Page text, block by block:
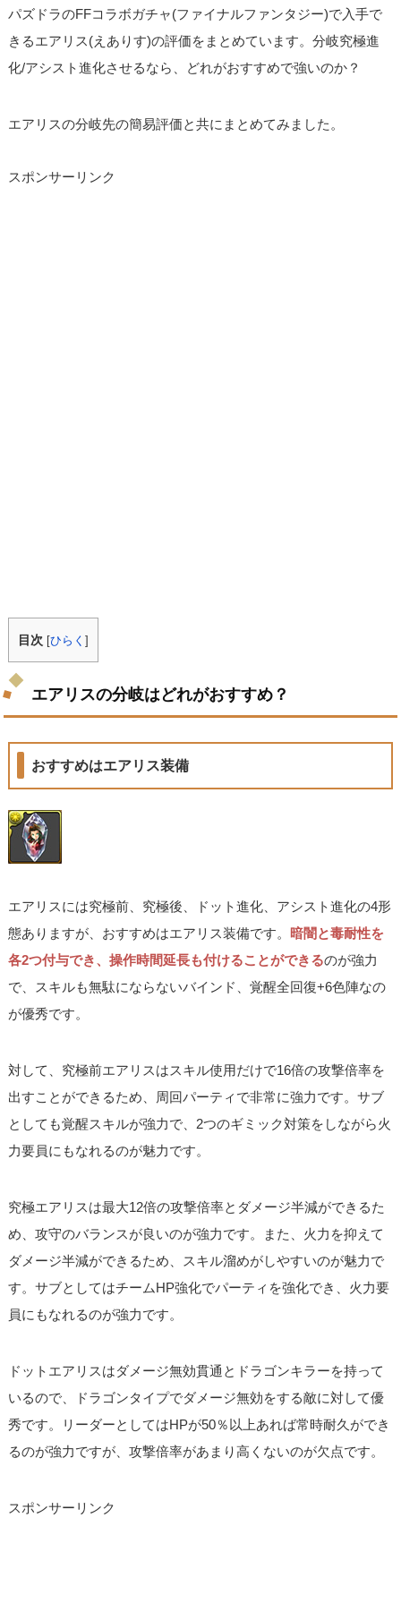
パズドラのFFコラボガチャ(ファイナルファンタジー)で入手で
きるエアリス(えありす)の評価をまとめています。分岐究極進
化/アシスト進化させるなら、どれがおすすめで強いのか？
エアリスの分岐先の簡易評価と共にまとめてみました。
スポンサーリンク
目次 [ひらく]
エアリスの分岐はどれがおすすめ？
おすすめはエアリス装備
エアリスには究極前、究極後、ドット進化、アシスト進化の4形
態ありますが、おすすめはエアリス装備です。 暗闇と毒耐性を
各2つ付与でき、操作時間延長も付けることができるのが強力
で、スキルも無駄にならないバインド、覚醒全回復+6色陣なの
が優秀です。
対して、究極前エアリスはスキル使用だけで16倍の攻撃倍率を
出すことができるため、周回パーティで非常に強力です。サブ
としても覚醒スキルが強力で、2つのギミック対策をしながら火
力要員にもなれるのが魅力です。
究極エアリスは最大12倍の攻撃倍率とダメージ半減ができるた
め、攻守のバランスが良いのが強力です。また、火力を抑えて
ダメージ半減ができるため、スキル溜めがしやすいのが魅力で
す。サブとしてはチームHP強化でパーティを強化でき、火力要
員にもなれるのが強力です。
ドットエアリスはダメージ無効貫通とドラゴンキラーを持って
いるので、ドラゴンタイプでダメージ無効をする敵に対して優
秀です。リーダーとしてはHPが50％以上あれば常時耐久ができ
るのが強力ですが、攻撃倍率があまり高くないのが欠点です。
スポンサーリンク